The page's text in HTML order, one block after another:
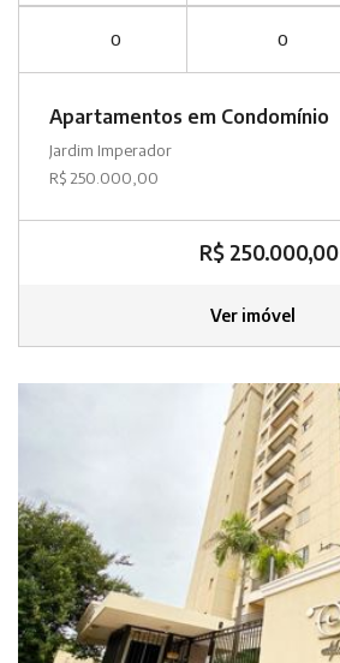
0 0
Apartamentos em Condomínio
Jardim Imperador
R$ 250.000,00
R$ 250.000,00
Ver imóvel